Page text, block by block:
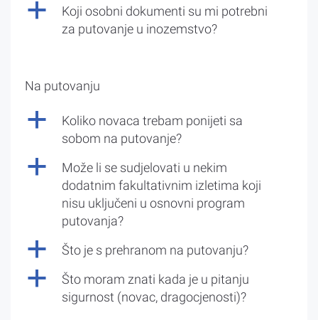
a
Koji osobni dokumenti su mi potrebni
za putovanje u inozemstvo?
Na putovanju
a
Koliko novaca trebam ponijeti sa
sobom na putovanje?
a
Može li se sudjelovati u nekim
dodatnim fakultativnim izletima koji
nisu uključeni u osnovni program
putovanja?
a Što je s prehranom na putovanju?
a
Što moram znati kada je u pitanju
sigurnost (novac, dragocjenosti)?